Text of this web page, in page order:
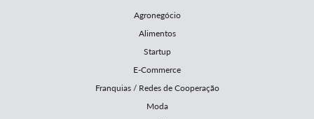
Agronegócio
Alimentos
Startup
E-Commerce
Franquias / Redes de Cooperação
Moda